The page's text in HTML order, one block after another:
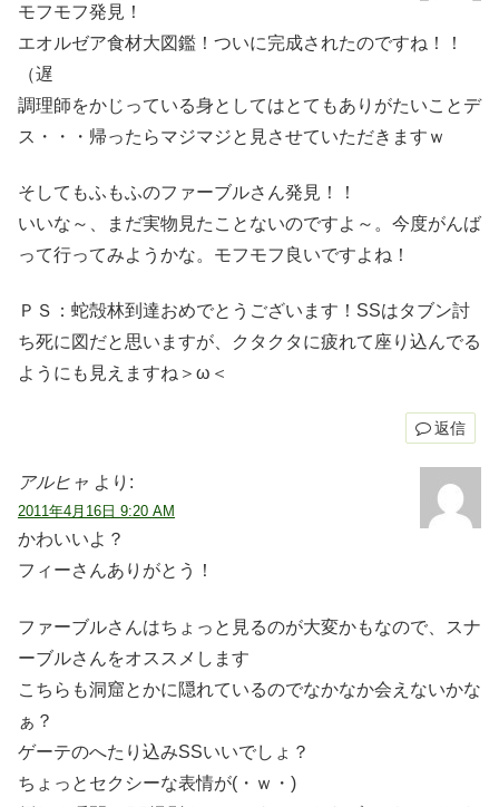
モフモフ発見！
エオルゼア食材大図鑑！ついに完成されたのですね！！
（遅
調理師をかじっている身としてはとてもありがたいことデ
ス・・・帰ったらマジマジと見させていただきますｗ
そしてもふもふのファーブルさん発見！！
いいな～、まだ実物見たことないのですよ～。今度がんば
って行ってみようかな。モフモフ良いですよね！
ＰＳ：蛇殻林到達おめでとうございます！SSはタブン討
ち死に図だと思いますが、クタクタに疲れて座り込んでる
ようにも見えますね＞ω＜
返信
アルヒャ より:
2011年4月16日 9:20 AM
かわいいよ？
フィーさんありがとう！
ファーブルさんはちょっと見るのが大変かもなので、スナ
ーブルさんをオススメします
こちらも洞窟とかに隠れているのでなかなか会えないかな
ぁ？
ゲーテのへたり込みSSいいでしょ？
ちょっとセクシーな表情が(・ｗ・)